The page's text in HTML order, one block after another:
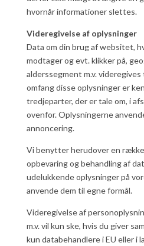
hvornår informationer slettes.
Videregivelse af oplysninger
Data om din brug af websitet,
modtager og evt. klikker på,
alderssegment m.v.
omfang disse oplysninger er
tredjeparter, der er tale om, i
ovenfor. Oplysningerne
annoncering.
Vi benytter herudover en
opbevaring og behandling af
udelukkende oplysninger på
anvende dem til egne formål.
Videregivelse af
m.v. vil kun ske, hvis du giver
kun databehandlere i EU eller i